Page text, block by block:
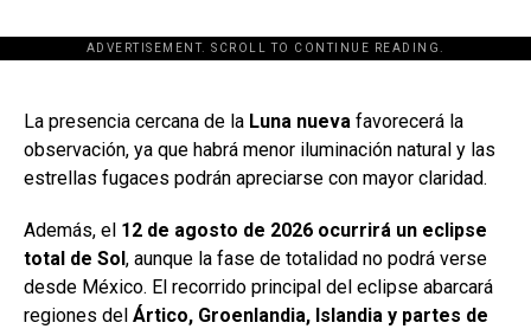
ADVERTISEMENT. SCROLL TO CONTINUE READING.
[adsforwp id="243463"]
La presencia cercana de la Luna nueva favorecerá la
observación, ya que habrá menor iluminación natural y las
estrellas fugaces podrán apreciarse con mayor claridad.
Además, el 12 de agosto de 2026 ocurrirá un eclipse
total de Sol , aunque la fase de totalidad no podrá verse
desde México. El recorrido principal del eclipse abarcará
regiones del Ártico, Groenlandia, Islandia y partes de